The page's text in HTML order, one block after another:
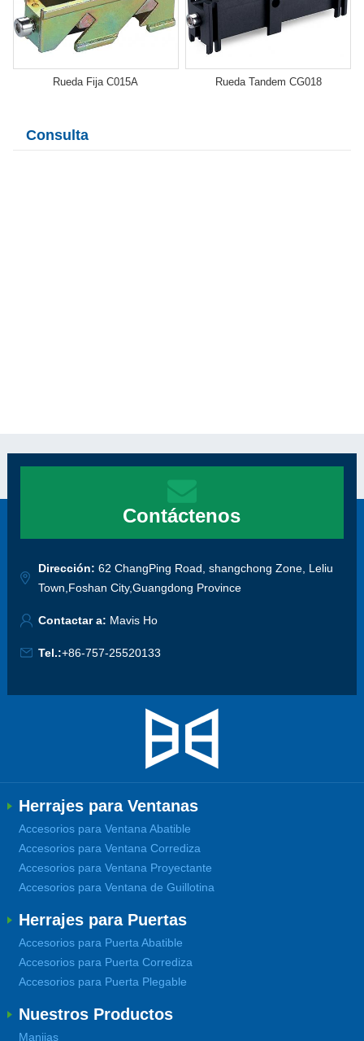
Rueda Fija C015A Rueda Tandem CG018
Consulta
Contáctenos
Dirección: 62 ChangPing Road, shangchong Zone, Leliu
Town,Foshan City,Guangdong Province
Contactar a: Mavis Ho
Tel.:+86-757-25520133
Herrajes para Ventanas
Accesorios para Ventana Abatible
Accesorios para Ventana Corrediza
Accesorios para Ventana Proyectante
Accesorios para Ventana de Guillotina
Herrajes para Puertas
Accesorios para Puerta Abatible
Accesorios para Puerta Corrediza
Accesorios para Puerta Plegable
Nuestros Productos
Manijas